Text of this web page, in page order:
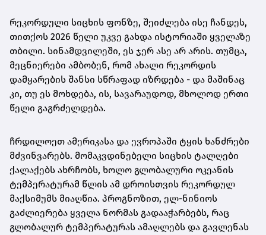
რეკორდული სიცხის ფონზე, შეიძლება ისე ჩანდეს,
თითქოს 2026 წელი უკვე გახდა ისტორიაში ყველაზე
თბილი. სინამდვილეში, ეს ჯერ ასე არ არის. თუმცა,
მეცნიერები ამბობენ, რომ ახალი რეკორდის
დამყარების შანსი სწრაფად იზრდება - და მაშინაც
კი, თუ ეს მოხდება, ის, სავარაუდოდ, მხოლოდ ერთი
წელი გაგრძელდება.
ჩრდილოეთ ამერიკასა და ევროპაში ტყის ხანძრები
მძვინვარებს. მომაკვდინებელი სიცხის ტალღები
ქალაქებს ახრჩობს, ხოლო გლობალური ოკეანის
ტემპერატურამ წლის ამ დროისთვის რეკორდულ
მაქსიმუმს მიაღწია. პროგნოზით, ელ-ნინიოს
გაძლიერება ყველა ნორმას გადააჭარბებს, რაც
გლობალურ ტემპერატურას ამაღლებს და გავლენას